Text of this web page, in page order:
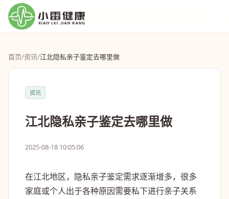
首页/资讯/江北隐私亲子鉴定去哪里做
资讯
江北隐私亲子鉴定去哪里做
2025-08-18 10:05:06
在江北地区，隐私亲子鉴定需求逐渐增多，很多
家庭或个人出于各种原因需要私下进行亲子关系